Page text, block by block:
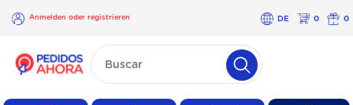
Anmelden oder registrieren DE 0 0
×
Anmelden